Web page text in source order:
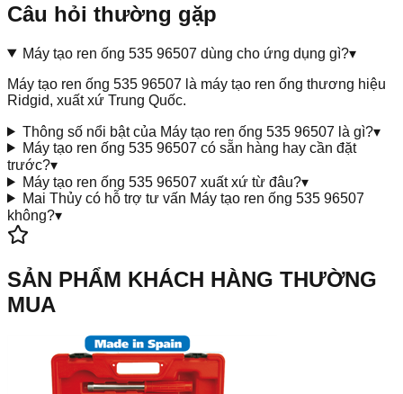
Câu hỏi thường gặp
Máy tạo ren ống 535 96507 dùng cho ứng dụng gì?▾
Máy tạo ren ống 535 96507 là máy tạo ren ống thương hiệu
Ridgid, xuất xứ Trung Quốc.
Thông số nổi bật của Máy tạo ren ống 535 96507 là gì?▾
Máy tạo ren ống 535 96507 có sẵn hàng hay cần đặt
trước?▾
Máy tạo ren ống 535 96507 xuất xứ từ đâu?▾
Mai Thủy có hỗ trợ tư vấn Máy tạo ren ống 535 96507
không?▾
SẢN PHẨM KHÁCH HÀNG THƯỜNG
MUA